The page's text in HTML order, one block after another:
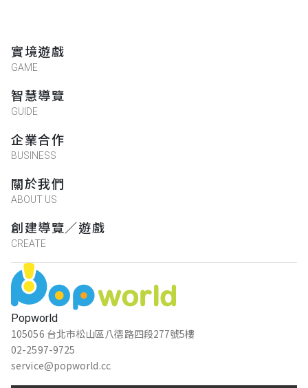
Popworld
105056 台北市松山區八德路四段277號5樓
02-2597-9725
service@popworld.cc
實境遊戲
GAME
智慧導覽
GUIDE
企業合作
BUSINESS
關於我們
ABOUT US
創建導覽／遊戲
CREATE